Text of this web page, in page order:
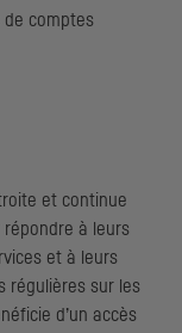
de comptes
et continue
répondre à leurs
et à leurs
régulières sur les
d’un accès